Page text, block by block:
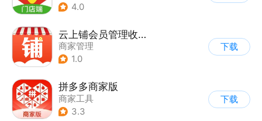
4.0
云上铺会员管理收银系统
商家管理
1.0
下载
拼多多商家版
商家工具
3.3
下载